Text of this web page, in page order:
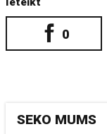
0
SEKO MUMS